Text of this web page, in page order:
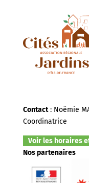
Contact: Noëmie
Coordinatrice
Voir les horaires
Nos partenaires